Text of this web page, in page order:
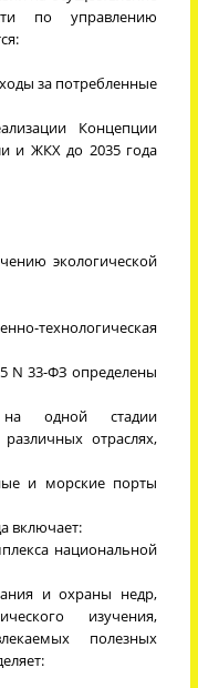
по управлению
за потребленные
Концепции
и ЖКХ до 2035 года
экологической
технологическая
N 33-ФЗ определены
одной стадии
отраслях,
и морские порты
включает:
национальной
и охраны недр,
изучения,
полезных